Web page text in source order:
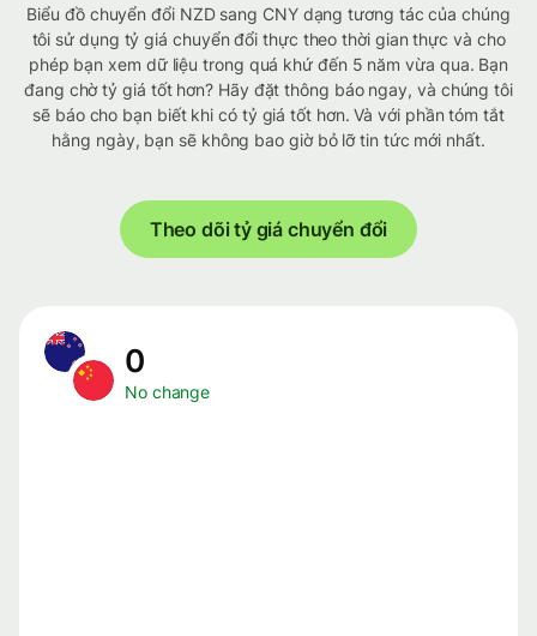
Biểu đồ chuyển đổi NZD sang CNY dạng tương tác của chúng
tôi sử dụng tỷ giá chuyển đổi thực theo thời gian thực và cho
phép bạn xem dữ liệu trong quá khứ đến 5 năm vừa qua. Bạn
đang chờ tỷ giá tốt hơn? Hãy đặt thông báo ngay, và chúng tôi
sẽ báo cho bạn biết khi có tỷ giá tốt hơn. Và với phần tóm tắt
hằng ngày, bạn sẽ không bao giờ bỏ lỡ tin tức mới nhất.
Theo dõi tỷ giá chuyển đổi
0
No change